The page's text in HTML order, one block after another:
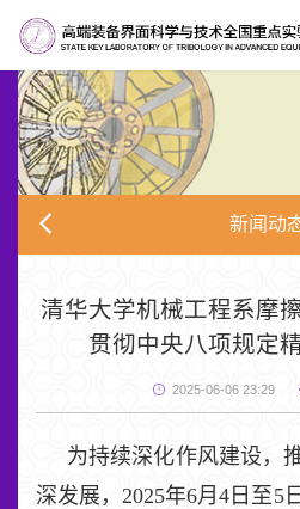
新闻动
清华大学机械工程系摩
贯彻中央八项规定
2025-06-06 23:29
为持续深化作风建设，
深发展，2025年6月4日至5